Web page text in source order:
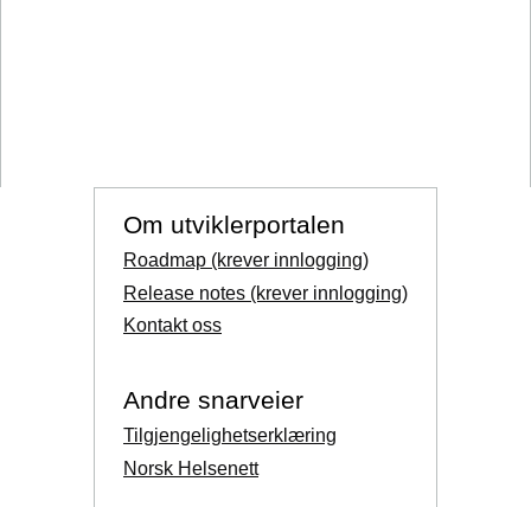
Om utviklerportalen
Roadmap (krever innlogging)
Release notes (krever innlogging)
Kontakt oss
Andre snarveier
Tilgjengelighetserklæring
Norsk Helsenett